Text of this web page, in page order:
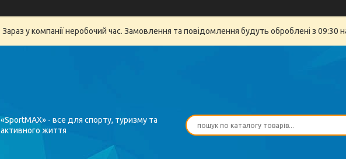
Зараз у компанії неробочий час. Замовлення та повідомлення будуть оброблені з 09:30
«SportMAX» - все для спорту, туризму та
активного життя